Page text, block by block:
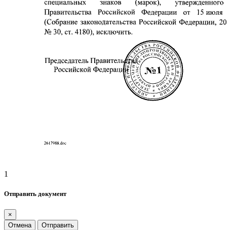
1
Отправить документ
×
Отмена
Отправить